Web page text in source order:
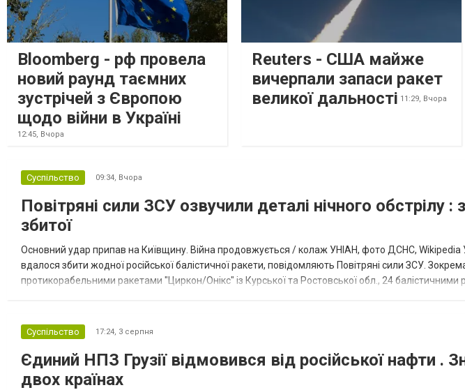
Bloomberg - рф провела
новий раунд таємних
зустрічей з Європою
щодо війни в Україні
12:45, Вчора
Reuters - США майже
вичерпали запаси ракет
великої дальності 11:29, Вчора
Суспільство 09:34, Вчора
Повітряні сили ЗСУ озвучили деталі нічного обстрілу
збитої
Основний удар припав на Київщину. Війна продовжується / колаж УНІАН, фото ДСНС, Wikipedia
вдалося збити жодної російської балістичної ракети, повідомляють Повітряні сили ЗСУ.
протикорабельними ракетами "Циркон/Онікс" із Курської та Ростовської обл., 24
Суспільство 17:24, 3 серпня
Єдиний НПЗ Грузії відмовився від російської нафти .
двох країнах